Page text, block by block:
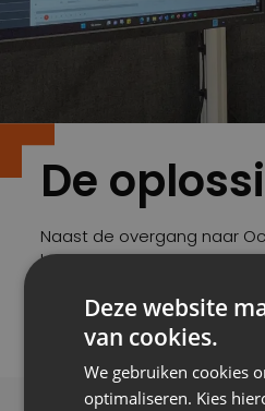
De
Naast de overgang naar
koppelvlakken
nieuwe ZGW-standaard
zijn er nieuwe
werkprocessen te
Deze website
van cookies.
We gebruiken cookies
optimaliseren. Kies